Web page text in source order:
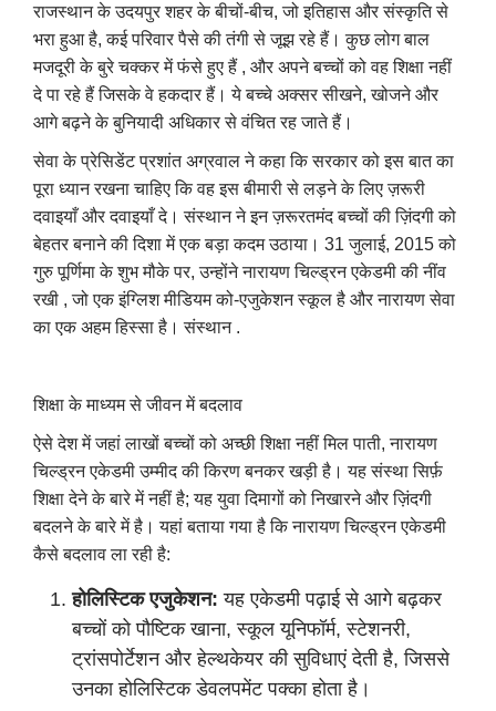
राजस्थान के उदयपुर शहर के बीचों-बीच, जो इतिहास और संस्कृति से
भरा हुआ है, कई परिवार पैसे की तंगी से जूझ रहे हैं। कुछ लोग बाल
मजदूरी के बुरे चक्कर में फंसे हुए हैं , और अपने बच्चों को वह शिक्षा नहीं
दे पा रहे हैं जिसके वे हकदार हैं। ये बच्चे अक्सर सीखने, खोजने और
आगे बढ़ने के बुनियादी अधिकार से वंचित रह जाते हैं।
सेवा के प्रेसिडेंट प्रशांत अग्रवाल ने कहा कि सरकार को इस बात का
पूरा ध्यान रखना चाहिए कि वह इस बीमारी से लड़ने के लिए ज़रूरी
दवाइयाँ और दवाइयाँ दे। संस्थान ने इन ज़रूरतमंद बच्चों की ज़िंदगी को
बेहतर बनाने की दिशा में एक बड़ा कदम उठाया। 31 जुलाई, 2015 को
गुरु पूर्णिमा के शुभ मौके पर, उन्होंने नारायण चिल्ड्रन एकेडमी की नींव
रखी , जो एक इंग्लिश मीडियम को-एजुकेशन स्कूल है और नारायण सेवा
का एक अहम हिस्सा है। संस्थान .
शिक्षा के माध्यम से जीवन में बदलाव
ऐसे देश में जहां लाखों बच्चों को अच्छी शिक्षा नहीं मिल पाती, नारायण
चिल्ड्रन एकेडमी उम्मीद की किरण बनकर खड़ी है। यह संस्था सिर्फ़
शिक्षा देने के बारे में नहीं है; यह युवा दिमागों को निखारने और ज़िंदगी
बदलने के बारे में है। यहां बताया गया है कि नारायण चिल्ड्रन एकेडमी
कैसे बदलाव ला रही है:
होलिस्टिक एजुकेशन:यह एकेडमी पढ़ाई से आगे बढ़कर
बच्चों को पौष्टिक खाना, स्कूल यूनिफॉर्म, स्टेशनरी,
ट्रांसपोर्टेशन और हेल्थकेयर की सुविधाएं देती है, जिससे
उनका होलिस्टिक डेवलपमेंट पक्का होता है।